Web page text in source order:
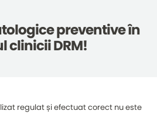
preventive în
clinicii DRM!
regulat și efectuat corect nu este